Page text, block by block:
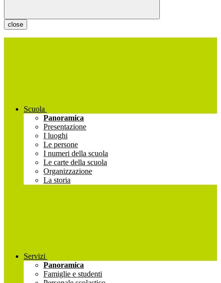
close
Scuola
Panoramica
Presentazione
I luoghi
Le persone
I numeri della scuola
Le carte della scuola
Organizzazione
La storia
Servizi
Panoramica
Famiglie e studenti